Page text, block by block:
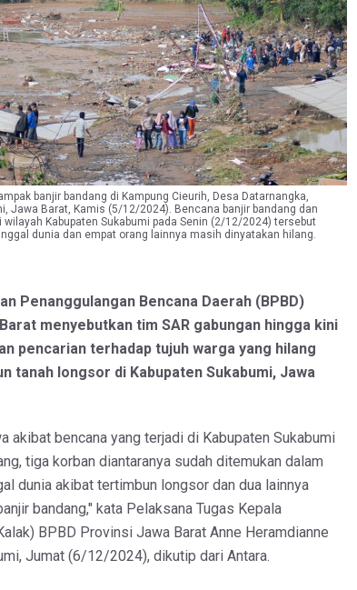
banjir bandang di Kampung Cieurih, Desa Datarnangka,
Jawa Barat, Kamis (5/12/2024). Bencana banjir bandang dan
Kabupaten Sukabumi pada Senin (2/12/2024) tersebut
dunia dan empat orang lainnya masih dinyatakan hilang.
Penanggulangan Bencana Daerah (BPBD)
menyebutkan tim SAR gabungan hingga kini
pencarian terhadap tujuh warga yang hilang
tanah longsor di Kabupaten Sukabumi, Jawa
akibat bencana yang terjadi di Kabupaten Sukabumi
tiga korban diantaranya sudah ditemukan dalam
dunia akibat tertimbun longsor dan dua lainnya
bandang," kata Pelaksana Tugas Kepala
BPBD Provinsi Jawa Barat Anne Heramdianne
Jumat (6/12/2024), dikutip dari Antara.